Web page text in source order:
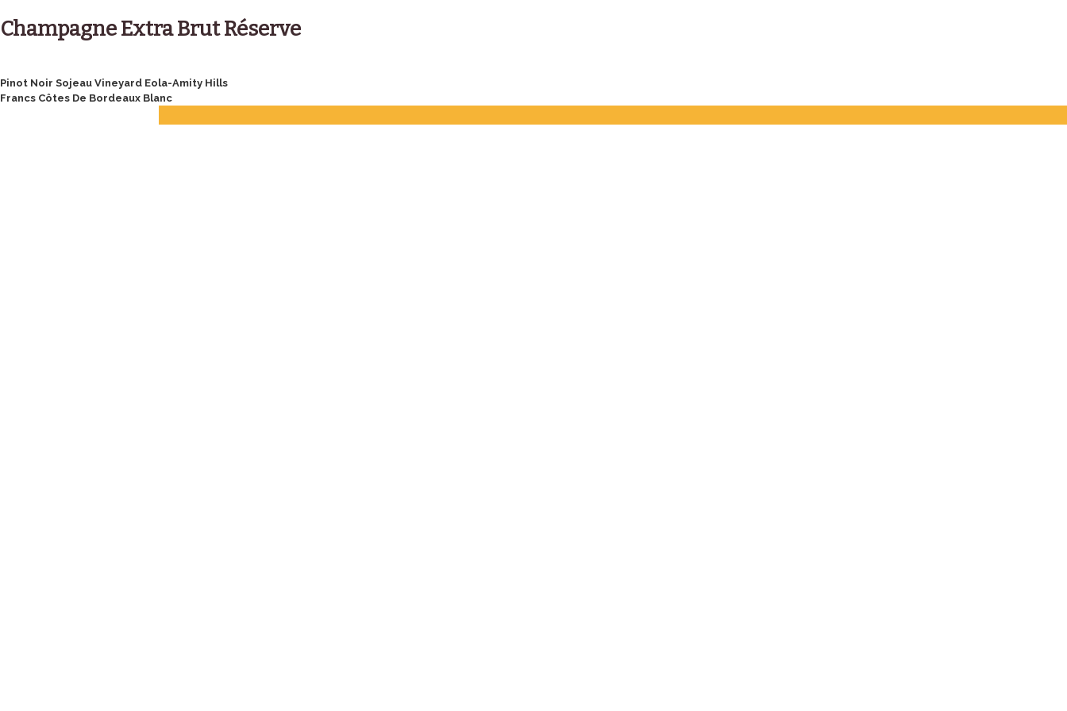
to
content
Champagne Extra Brut Réserve
Post
Pinot Noir Sojeau Vineyard Eola-Amity Hills
Francs Côtes De Bordeaux Blanc